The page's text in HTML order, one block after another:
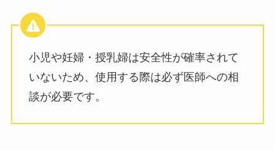
小児や妊婦・授乳婦は安全性が確率されて
いないため、使用する際は必ず医師への相
談が必要です。